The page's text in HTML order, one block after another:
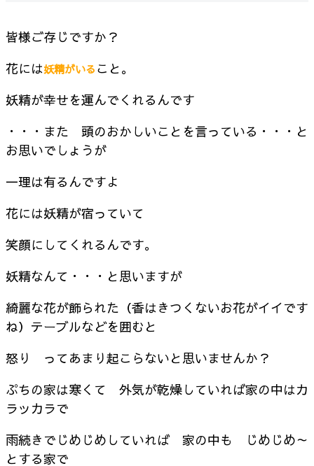
皆様ご存じですか？
花には妖精がいること。
妖精が幸せを運んでくれるんです
・・・また 頭のおかしいことを言っている・・・と
お思いでしょうが
一理は有るんですよ
花には妖精が宿っていて
笑顔にしてくれるんです。
妖精なんて・・・と思いますが
綺麗な花が飾られた（香はきつくないお花がイイです
ね）テーブルなどを囲むと
怒り ってあまり起こらないと思いませんか？
ぷちの家は寒くて 外気が乾燥していれば家の中はカ
ラッカラで
雨続きでじめじめしていれば 家の中も じめじめ～
とする家で